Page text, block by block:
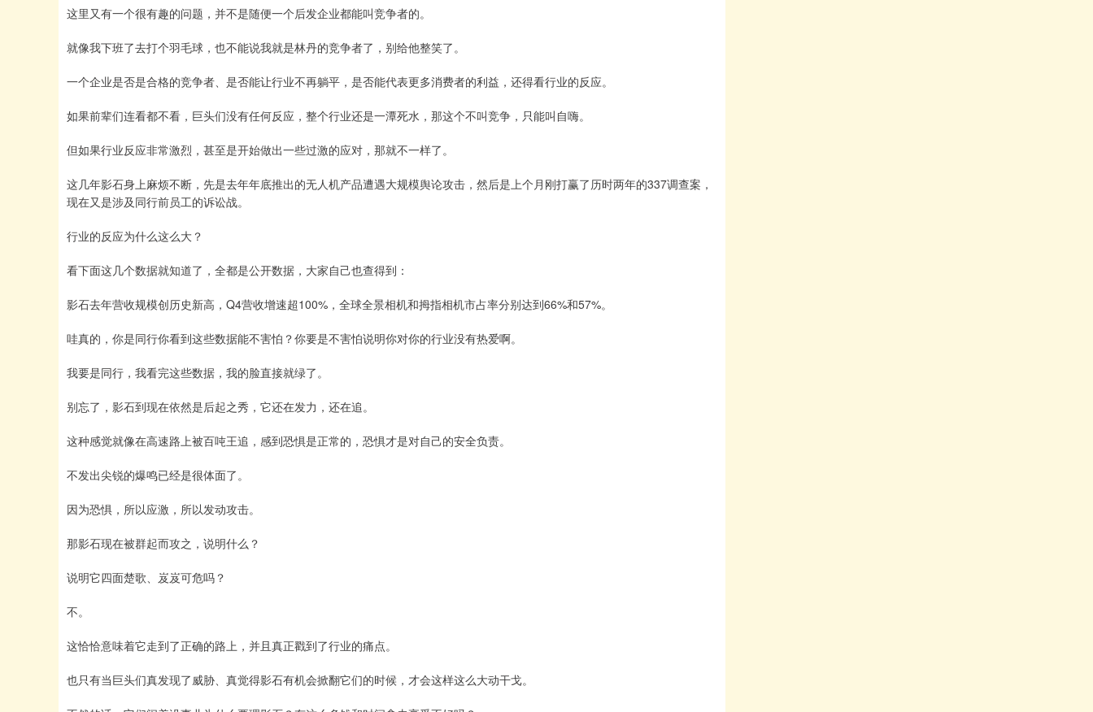
这里又有一个很有趣的问题，并不是随便一个后发企业都能叫竞争者的。
就像我下班了去打个羽毛球，也不能说我就是林丹的竞争者了，别给他整笑了。
一个企业是否是合格的竞争者、是否能让行业不再躺平，是否能代表更多消费者的利益，还得看行业的反应。
如果前辈们连看都不看，巨头们没有任何反应，整个行业还是一潭死水，那这个不叫竞争，只能叫自嗨。
但如果行业反应非常激烈，甚至是开始做出一些过激的应对，那就不一样了。
这几年影石身上麻烦不断，先是去年年底推出的无人机产品遭遇大规模舆论攻击，然后是上个月刚打赢了历时两年的337调查案，
现在又是涉及同行前员工的诉讼战。
行业的反应为什么这么大？
看下面这几个数据就知道了，全都是公开数据，大家自己也查得到：
影石去年营收规模创历史新高，Q4营收增速超100%，全球全景相机和拇指相机市占率分别达到66%和57%。
哇真的，你是同行你看到这些数据能不害怕？你要是不害怕说明你对你的行业没有热爱啊。
我要是同行，我看完这些数据，我的脸直接就绿了。
别忘了，影石到现在依然是后起之秀，它还在发力，还在追。
这种感觉就像在高速路上被百吨王追，感到恐惧是正常的，恐惧才是对自己的安全负责。
不发出尖锐的爆鸣已经是很体面了。
因为恐惧，所以应激，所以发动攻击。
那影石现在被群起而攻之，说明什么？
说明它四面楚歌、岌岌可危吗？
不。
这恰恰意味着它走到了正确的路上，并且真正戳到了行业的痛点。
也只有当巨头们真发现了威胁、真觉得影石有机会掀翻它们的时候，才会这样这么大动干戈。